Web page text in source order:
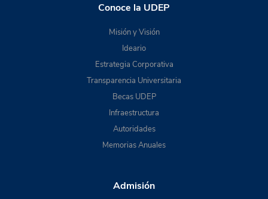
Conoce la UDEP
Misión y Visión
Ideario
Estrategia Corporativa
Transparencia Universitaria
Becas UDEP
Infraestructura
Autoridades
Memorias Anuales
Admisión